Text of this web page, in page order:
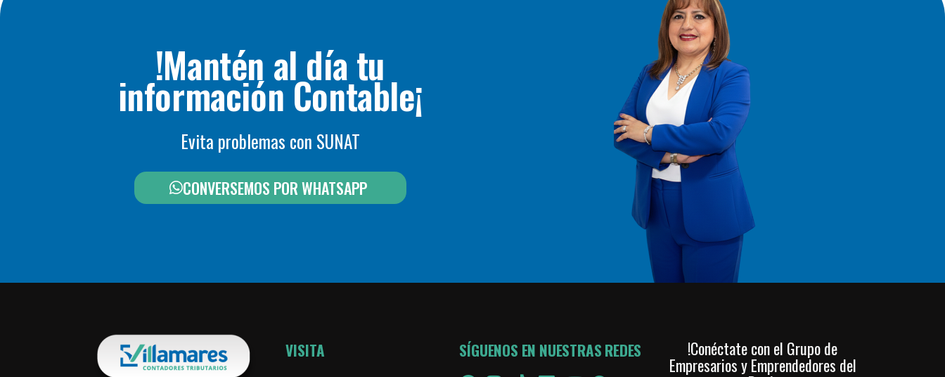
!Mantén al día tu
información Contable¡
Evita problemas con SUNAT
CONVERSEMOS POR WHATSAPP
VISITA SÍGUENOS EN NUESTRAS REDES !Conéctate con el Grupo de
Empresarios y Emprendedores del